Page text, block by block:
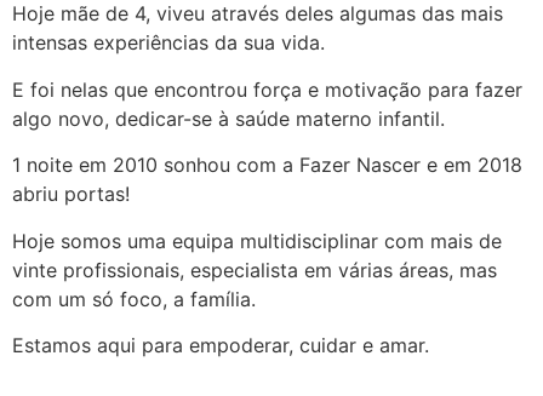
Hoje mãe de 4, viveu através deles algumas das mais
intensas experiências da sua vida.
E foi nelas que encontrou força e motivação para fazer
algo novo, dedicar-se à saúde materno infantil.
1 noite em 2010 sonhou com a Fazer Nascer e em 2018
abriu portas!
Hoje somos uma equipa multidisciplinar com mais de
vinte profissionais, especialista em várias áreas, mas
com um só foco, a família.
Estamos aqui para empoderar, cuidar e amar.